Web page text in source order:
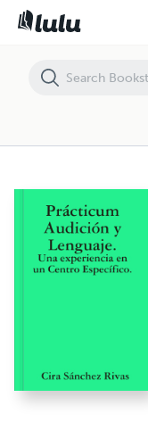
Prácticum Audición y